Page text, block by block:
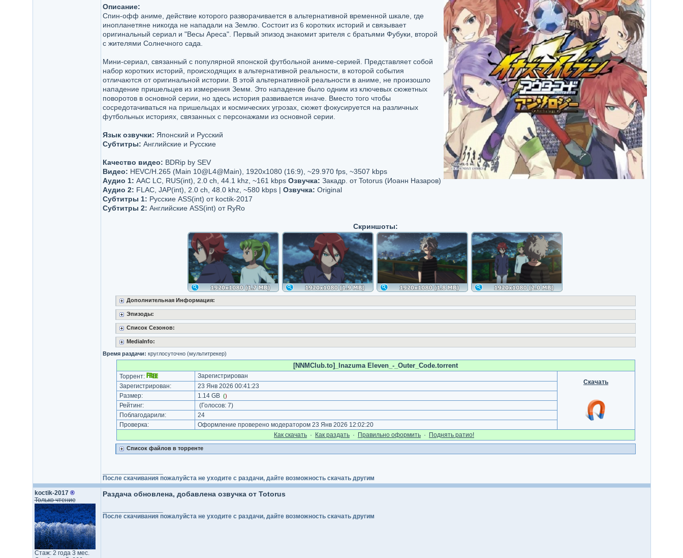
Описание:
Спин-офф аниме, действие которого разворачивается в альтернативной временной шкале, где
инопланетяне никогда не нападали на Землю. Состоит из 6 коротких историй и связывает
оригинальный сериал и "Весы Ареса". Первый эпизод знакомит зрителя с братьями Фубуки, второй
с жителями Солнечного сада.
Мини-сериал, связанный с популярной японской футбольной аниме-серией. Представляет собой
набор коротких историй, происходящих в альтернативной реальности, в которой события
отличаются от оригинальной истории. В этой альтернативной реальности в аниме, не произошло
нападение пришельцев из измерения Земм. Это нападение было одним из ключевых сюжетных
поворотов в основной серии, но здесь история развивается иначе. Вместо того чтобы
сосредотачиваться на пришельцах и космических угрозах, сюжет фокусируется на различных
футбольных историях, связанных с персонажами из основной серии.
Язык озвучки: Японский и Русский
Субтитры: Английские и Русские
Качество видео: BDRip by SEV
Видео: HEVC/H.265 (Main 10@L4@Main), 1920x1080 (16:9), ~29.970 fps, ~3507 kbps
Аудио 1: AAC LC, RUS(int), 2.0 ch, 44.1 khz, ~161 kbps Озвучкa: Закадр. от Totorus (Иоанн Назаров)
Аудио 2: FLAC, JAP(int), 2.0 ch, 48.0 khz, ~580 kbps | Озвучкa: Original
Субтитры 1: Русские ASS(int) от koctik-2017
Субтитры 2: Английские ASS(int) от RyRo
Скриншоты:
Дополнительная Информация:
Эпизоды:
Список Сезонов:
MediaInfo:
Время раздачи: круглосуточно (мультитрекер)
[NNMClub.to]_Inazuma Eleven_-_Outer_Code.torrent
Торрент:
Зарегистрирован
Скачать
Зарегистрирован:
23 Янв 2026 00:41:23
Размер:
1.14 GB ()
Рейтинг: (Голосов: 7)
Поблагодарили:
24
Проверка:
Оформление проверено модератором 23 Янв 2026 12:02:20
Как cкачать · Как раздать · Правильно оформить · Поднять ратио!
Список файлов в торренте
После скачивания пожалуйста не уходите с раздачи, дайте возможность скачать другим
koctik-2017 ®
Только чтение
Стаж: 2 года 3 мес.
Раздача обновлена, добавлена озвучка от Totorus
После скачивания пожалуйста не уходите с раздачи, дайте возможность скачать другим